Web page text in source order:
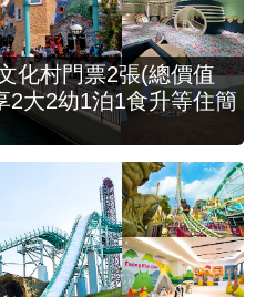
化村門票2張(總價值
2大2幼1泊1食升等住簡